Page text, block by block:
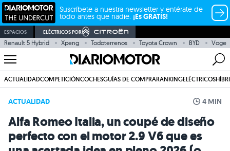
Suscríbete a nuestra newsletter y entérate de
todo antes que nadie. ¡Es GRATIS!
ESPACIOS ELÉCTRICOS POR
Renault 5 Hybrid Xpeng Todoterrenos Toyota Crown BYD Voge
ACTUALIDADCOMPETICIÓNCOCHESGUÍAS DE COMPRARANKINGELÉCTRICOS
ACTUALIDAD 4 MIN
Alfa Romeo Italia, un coupé de diseño
perfecto con el motor 2.9 V6 que es